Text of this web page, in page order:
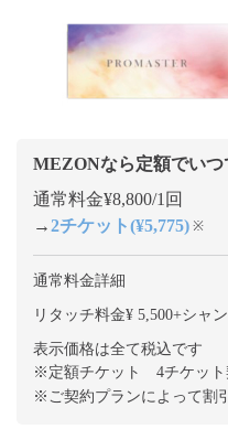
MEZONなら定額でいつ
通常料金¥8,800/1回
→2チケット(¥5,775) ※
通常料金詳細
リタッチ料金¥ 5,500+シャ
表示価格は全て税込です
※定額チケット 4チケット
※ご契約プランによって割